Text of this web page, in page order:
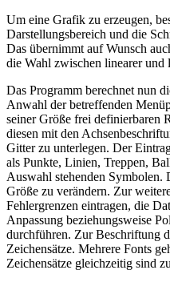
Um eine Grafik zu erzeugen,
Darstellungsbereich und die
Das übernimmt auf Wunsch
die Wahl zwischen linearer und
Das Programm berechnet nun
Anwahl der betreffenden
seiner Größe frei definierbaren
diesen mit den
Gitter zu unterlegen. Der
als Punkte, Linien, Treppen,
Auswahl stehenden Symbolen.
Größe zu verändern. Zur
Fehlergrenzen eintragen, die
Anpassung beziehungsweise
durchführen. Zur Beschriftung
Zeichensätze. Mehrere Fonts
Zeichensätze gleichzeitig sind